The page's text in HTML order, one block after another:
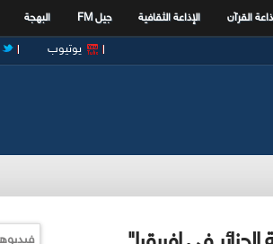
القرآن الإذاعة الثقافية جيل FM البهجة
يوتيوب